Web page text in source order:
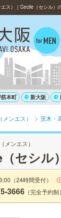
ス）｜Cecile（セシル）
本町 新大阪
ンエス） 茨木・
メンエス）
セシル）
（24時間受付）
3666 （完全予約制）